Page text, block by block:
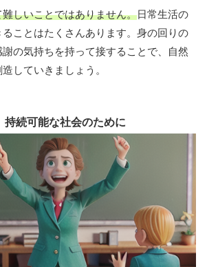
しいことではありません。日常生活の
ことはたくさんあります。身の回りの
の気持ちを持って接することで、自然
していきましょう。
持続可能な社会のために